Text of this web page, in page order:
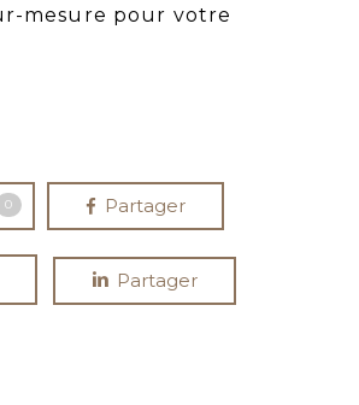
mesure pour votre
0 Partager
Partager